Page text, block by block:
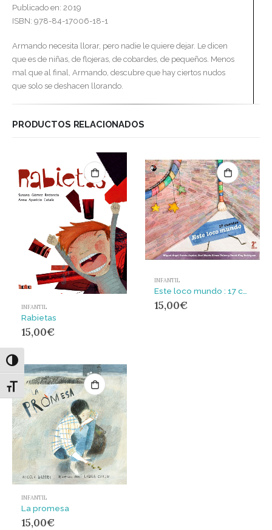
Alternar alto contraste
Alternar tamaño de letra
Publicado en: 2019
ISBN: 978-84-17006-18-1
Armando necesita llorar, pero nadie le quiere dejar. Le dicen
que es de niñas, de flojeras, de cobardes, de pequeños. Menos
mal que al final, Armando, descubre que hay ciertos nudos
que solo se deshacen llorando.
PRODUCTOS RELACIONADOS
INFANTIL
Rabietas
15,00€
INFANTIL
Este loco mundo : 17 cuentos
15,00€
INFANTIL
La promesa
15,00€